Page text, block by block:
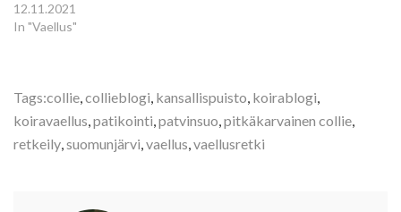
12.11.2021
In "Vaellus"
Tags:collie,collieblogi, kansallispuisto, koirablogi,
koiravaellus,patikointi,patvinsuo,pitkäkarvainen collie,
retkeily,suomunjärvi,vaellus,vaellusretki